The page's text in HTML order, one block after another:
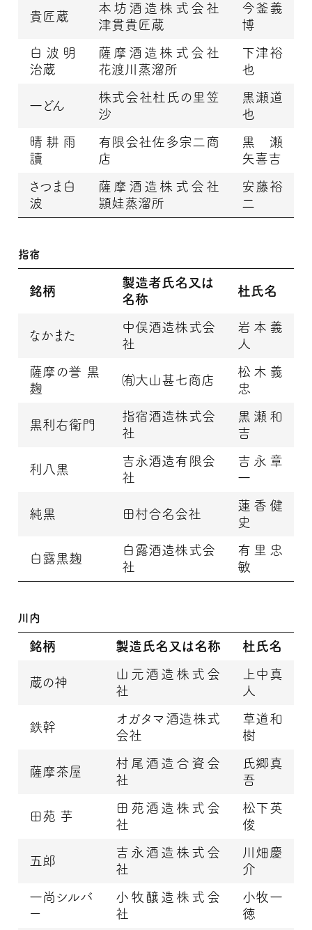
貴匠蔵
本坊酒造株式会社
津貫貴匠蔵
今釜義
博
白波明
治蔵
薩摩酒造株式会社
花渡川蒸溜所
下津裕
也
一どん
株式会社杜氏の里笠
沙
黒瀬道
也
晴耕雨
讀
有限会社佐多宗二商
店
黒瀬
矢喜吉
さつま白
波
薩摩酒造株式会社
頴娃蒸溜所
安藤裕
二
指宿
銘柄
製造者氏名又は
名称
杜氏名
なかまた
中俣酒造株式会
社
岩本義
人
薩摩の誉 黒
麹
㈲大山甚七商店
松木義
忠
黒利右衛門
指宿酒造株式会
社
黒瀬和
吉
利八黒
吉永酒造有限会
社
吉永章
一
純黒 田村合名会社
蓮香健
史
白露黒麹
白露酒造株式会
社
有里忠
敏
川内
銘柄 製造氏名又は名称 杜氏名
蔵の神
山元酒造株式会
社
上中真
人
鉄幹
オガタマ酒造株式
会社
草道和
樹
薩摩茶屋
村尾酒造合資会
社
氏郷真
吾
田苑 芋
田苑酒造株式会
社
松下英
俊
五郎
吉永酒造株式会
社
川畑慶
介
一尚シルバ
ー
小牧醸造株式会
社
小牧一
徳